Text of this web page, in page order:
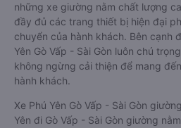
những xe giường nằm chất lượng
đầy đủ các trang thiết bị hiện đại
chuyển của hành khách. Bên cạnh
Yên Gò Vấp - Sài Gòn luôn chú
không ngừng cải thiện để mang
hành khách.
Xe Phú Yên Gò Vấp - Sài Gòn
Yên đi Gò Vấp - Sài Gòn giường